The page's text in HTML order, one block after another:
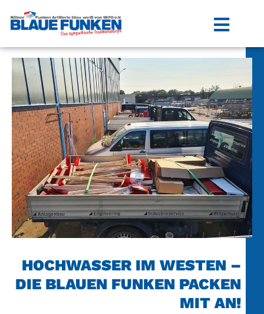
HOCHWASSER IM WESTEN –
DIE BLAUEN FUNKEN PACKEN
MIT AN!